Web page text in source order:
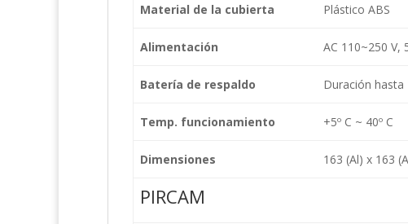
Material de la cubierta Plástico ABS
Alimentación AC 110~250 V,
Batería de respaldo Duración hasta
Temp. funcionamiento +5º C ~ 40º C
Dimensiones 163 (Al) x 163
PIRCAM